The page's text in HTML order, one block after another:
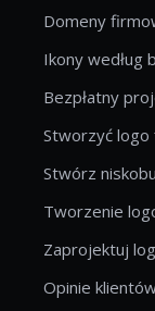
Domeny
Ikony według
Bezpłatny
Stworzyć
Stwórz
Tworzenie
Zaprojektuj
Opinie